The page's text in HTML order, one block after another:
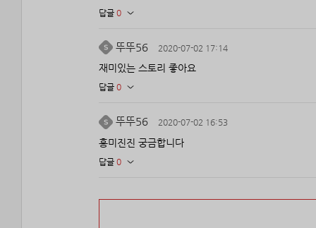
답글 0
뚜뚜56 2020-07-02 17:14
재미있는 스토리 좋아요
답글 0
뚜뚜56 2020-07-02 16:53
흥미진진 궁금합니다
답글 0